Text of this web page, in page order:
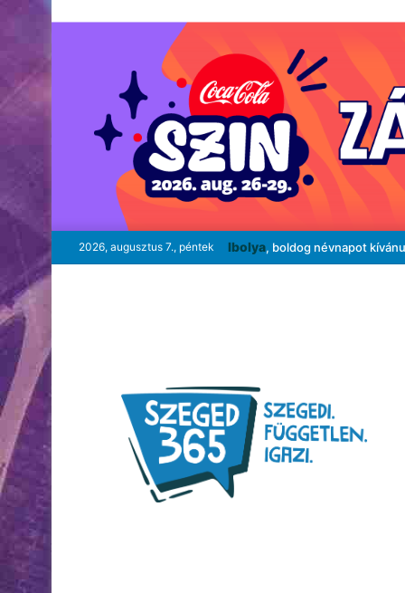
2026, augusztus 7., péntek Ibolya, boldog névnapot